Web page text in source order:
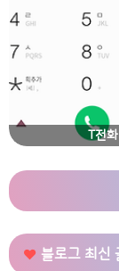
T전
블로그 최신